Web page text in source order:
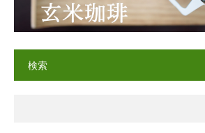
検索